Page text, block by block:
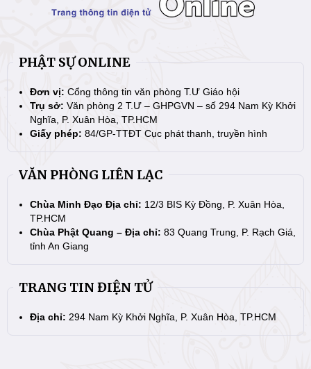
PHẬT SỰ ONLINE
Đơn vị: Cổng thông tin văn phòng T.Ư Giáo hội
Trụ sở: Văn phòng 2 T.Ư – GHPGVN – số 294 Nam Kỳ Khởi
Nghĩa, P. Xuân Hòa, TP.HCM
Giấy phép: 84/GP-TTĐT Cục phát thanh, truyền hình
VĂN PHÒNG LIÊN LẠC
Chùa Minh Đạo Địa chỉ: 12/3 BIS Kỳ Đồng, P. Xuân Hòa,
TP.HCM
Chùa Phật Quang – Địa chỉ: 83 Quang Trung, P. Rạch Giá,
tỉnh An Giang
TRANG TIN ĐIỆN TỬ
Địa chỉ: 294 Nam Kỳ Khởi Nghĩa, P. Xuân Hòa, TP.HCM